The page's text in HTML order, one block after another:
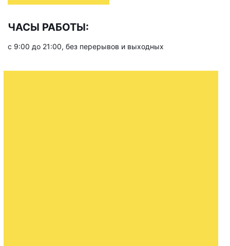
ЧАСЫ РАБОТЫ:
с 9:00 до 21:00, без перерывов и выходных